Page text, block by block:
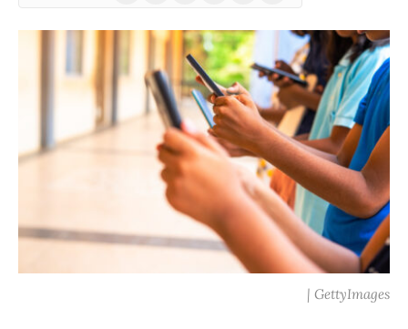
| GettyImages